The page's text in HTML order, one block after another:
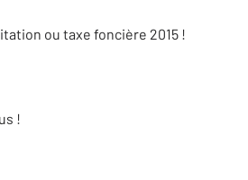
ou taxe foncière 2015 !
!